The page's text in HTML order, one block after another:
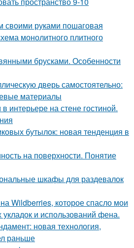
своими руками пошаговая
монолитного плитного
брусками. Особенности
дверь самостоятельно:
материалы
интерьере на стене гостиной.
бутылок: новая тенденция в
на поверхности. Понятие
шкафы для раздевалок
Wildberries, которое спасло мои
и использований фена.
новая технология,
раньше